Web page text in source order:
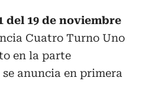
del 19 de noviembre
Cuatro Turno Uno
en la parte
anuncia en primera